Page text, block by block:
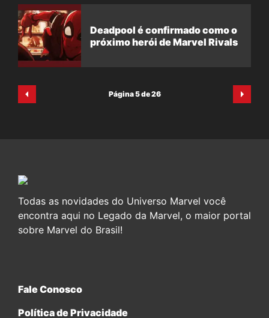
Deadpool é confirmado como o
próximo herói de Marvel Rivals
Página 5 de 26
Todas as novidades do Universo Marvel você
encontra aqui no Legado da Marvel, o maior portal
sobre Marvel do Brasil!
Fale Conosco
Política de Privacidade